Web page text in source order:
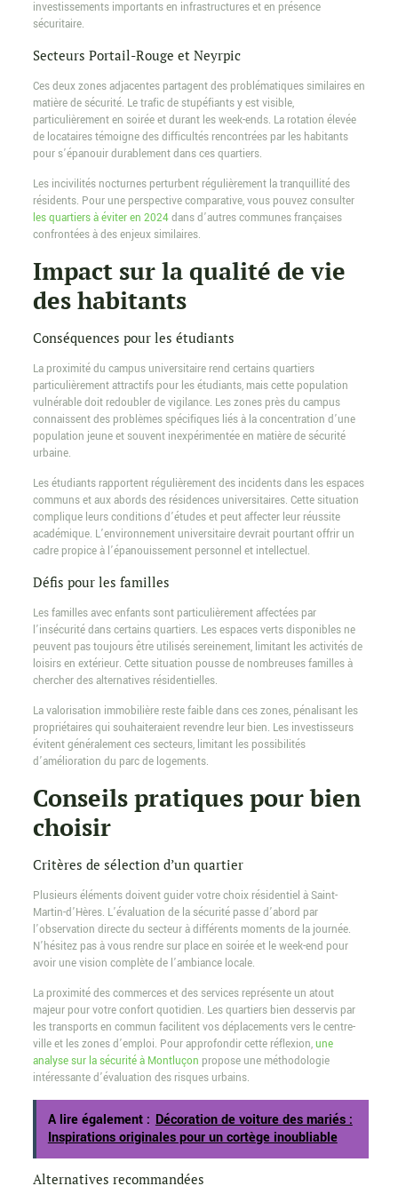
investissements importants en infrastructures et en présence
sécuritaire.
Secteurs Portail-Rouge et Neyrpic
Ces deux zones adjacentes partagent des problématiques similaires en
matière de sécurité. Le trafic de stupéfiants y est visible,
particulièrement en soirée et durant les week-ends. La rotation élevée
de locataires témoigne des difficultés rencontrées par les habitants
pour s’épanouir durablement dans ces quartiers.
Les incivilités nocturnes perturbent régulièrement la tranquillité des
résidents. Pour une perspective comparative, vous pouvez consulter
les quartiers à éviter en 2024dans d’autres communes françaises
confrontées à des enjeux similaires.
Impact sur la qualité de vie
des habitants
Conséquences pour les étudiants
La proximité du campus universitaire rend certains quartiers
particulièrement attractifs pour les étudiants, mais cette population
vulnérable doit redoubler de vigilance. Les zones près du campus
connaissent des problèmes spécifiques liés à la concentration d’une
population jeune et souvent inexpérimentée en matière de sécurité
urbaine.
Les étudiants rapportent régulièrement des incidents dans les espaces
communs et aux abords des résidences universitaires. Cette situation
complique leurs conditions d’études et peut affecter leur réussite
académique. L’environnement universitaire devrait pourtant offrir un
cadre propice à l’épanouissement personnel et intellectuel.
Défis pour les familles
Les familles avec enfants sont particulièrement affectées par
l’insécurité dans certains quartiers. Les espaces verts disponibles ne
peuvent pas toujours être utilisés sereinement, limitant les activités de
loisirs en extérieur. Cette situation pousse de nombreuses familles à
chercher des alternatives résidentielles.
La valorisation immobilière reste faible dans ces zones, pénalisant les
propriétaires qui souhaiteraient revendre leur bien. Les investisseurs
évitent généralement ces secteurs, limitant les possibilités
d’amélioration du parc de logements.
Conseils pratiques pour bien
choisir
Critères de sélection d’un quartier
Plusieurs éléments doivent guider votre choix résidentiel à Saint-
Martin-d’Hères. L’évaluation de la sécurité passe d’abord par
l’observation directe du secteur à différents moments de la journée.
N’hésitez pas à vous rendre sur place en soirée et le week-end pour
avoir une vision complète de l’ambiance locale.
La proximité des commerces et des services représente un atout
majeur pour votre confort quotidien. Les quartiers bien desservis par
les transports en commun facilitent vos déplacements vers le centre-
ville et les zones d’emploi. Pour approfondir cette réflexion,une
analyse sur la sécurité à Montluçon propose une méthodologie
intéressante d’évaluation des risques urbains.
A lire également : Décoration de voiture des mariés :
Inspirations originales pour un cortège inoubliable
Alternatives recommandées